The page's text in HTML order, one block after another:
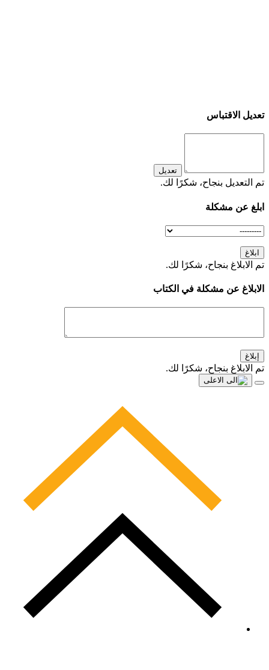
تعديل الاقتباس
تعديل
تم التعديل بنجاح، شكرًا لك.
ابلغ عن مشكلة
ابلاغ
تم الابلاغ بنجاح، شكرًا لك.
الابلاغ عن مشكلة في الكتاب
إبلاغ
تم الابلاغ بنجاح، شكرًا لك.